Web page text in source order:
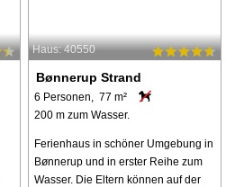
Haus: 40550
Bønnerup Strand
6 Personen, 77 m²
200 m zum Wasser.
Ferienhaus in schöner Umgebung in
Bønnerup und in erster Reihe zum
Wasser. Die Eltern können auf der